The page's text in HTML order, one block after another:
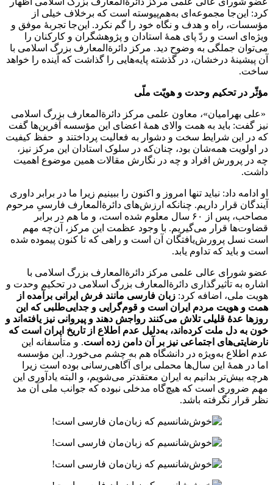
کرد: این‌جا مجموعه‌ای به‌هم‌پیوسته است که برخلاف خیلی از
مؤسسات، راه و هدف و نگاه خود را گم نکرد. این‌جا تجربۀ موفق و
ویژه‌ای است و ردّ پای همۀ استادان و پژوهشگران و کارکنان را
می‌توان جملگی به وضوح دید. مرکز دائرةالمعارف بزرگ اسلامی با
آن پیشینۀ درخشان، در گذشته پایه‌هایی را گذاشت که آینده را خواهد
ساخت.
مؤثّر در تحکیم وحدت و هویّت ملّی
«علی بهرامیان»، معاون علمی مرکز دائرةالمعارف بزرگ اسلامی
نیز گفت: باید به همت والای همۀ اعضای این مؤسسه آفرین‌ها گفت
که در این شرایط سخت و دشوار به فعالیت پرداختند و حفظ کیفیت
در اولویت همه‌شان بود، چنان‌که در سلوک استادان این مرکز نیز،
چه در پرورش افراد و چه در نگارش مقالات همین موضوع اهمیت
داشت.
او ادامه داد: نباید تنها امروز و اکنون را ببینیم زیرا ما در برابر داوری
آیندگان قرار داریم. چنانکه ارزش‌های دائرة‌المعارف فارسیِ مرحوم
مصاحب، پس از ۶٠ سال معلوم شده است، و ما هم در برابر
قضاوت‌ها قرار می‌گیریم. با وجود عظمت این مرکز، آن‌چه مهم
است نسل پرورش‌یافتگان آن است و راهی که تا کنون پیموده شده
است و باید که تداوم یابد.
عضو شورای عالی علمی مرکز دائرةالمعارف بزرگ اسلامی با
اشاره به تأثیرگذاری دائرةالمعارف بزرگ اسلامی در تحکیم وحدت و
هویت ملی، اضافه کرد: زبان فارسی مانند فرش ایرانی برآمده از
همت و هویت مردم ایران است و قوم‌گرایی و جدایی‌طلبی که این
‌روزها عدۀ قلیلی تلاش می‌کنند رواجش دهند و پیروانی نیز یافته‌اند و
خون به دل ملت کرده‌اند، به‌دلیل عدم اطلاع از تاریخ ایران است که
نارضایتی‌های اجتماعی نیز بر آن دامن زده است. و متأسفانه این
عدم اطلاع به‌ویژه در دانشگاه هم به چشم می‌‎خورد. این مؤسسه
اما در همۀ این سال‌ها محملی برای آگاهی‌رسانی بوده است زیرا
هرچه بیش‌تر بدانیم به ایران معتقدتر می‌شویم، و البته یادآوری این
مهم ضروری است که هیچ‌گاه مدخلی نبوده که جوانب ملی آن مد
نظر قرار نگرفته باشد.